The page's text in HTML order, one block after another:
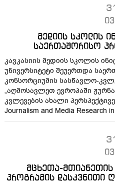
31
მედიის სკოლის
საერთაშორისო
კავკასიის მედიის სკოლის
უნივერსიტეტი შეუერთდა
კონსორციუმის სასწავლო-
„აღმოსავლეთ ევროპაში
კვლევების ახალი
Journalism and Media Research
31
მცხეთა-მთიანეთის
პროგრამის დასკვნითი